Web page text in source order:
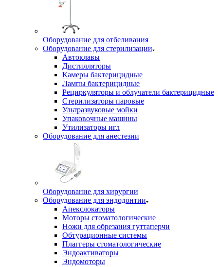
Оборудование для отбеливания
Оборудование для стерилизации
Автоклавы
Дистилляторы
Камеры бактерицидные
Лампы бактерицидные
Рециркуляторы и облучатели бактерицидные
Стерилизаторы паровые
Ультразвуковые мойки
Упаковочные машины
Утилизаторы игл
Оборудование для анестезии
Оборудование для хирургии
Оборудование для эндодонтии
Апекслокаторы
Моторы стоматологические
Ножи для обрезания гуттаперчи
Обтурационные системы
Плаггеры стоматологические
Эндоактиваторы
Эндомоторы